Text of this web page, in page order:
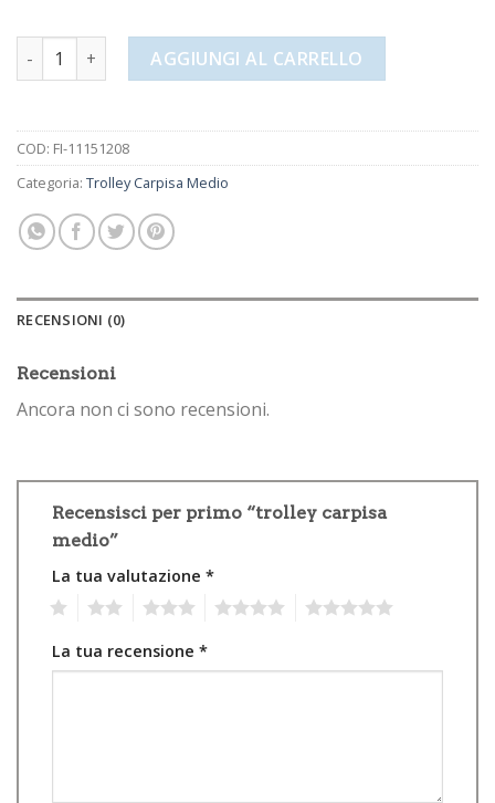
trolley carpisa medio quantitàAGGIUNGI AL CARRELLO
COD: FI-11151208
Categoria: Trolley Carpisa Medio
RECENSIONI (0)
Recensioni
Ancora non ci sono recensioni.
Recensisci per primo “trolley carpisa
medio”
La tua valutazione *
La tua recensione *